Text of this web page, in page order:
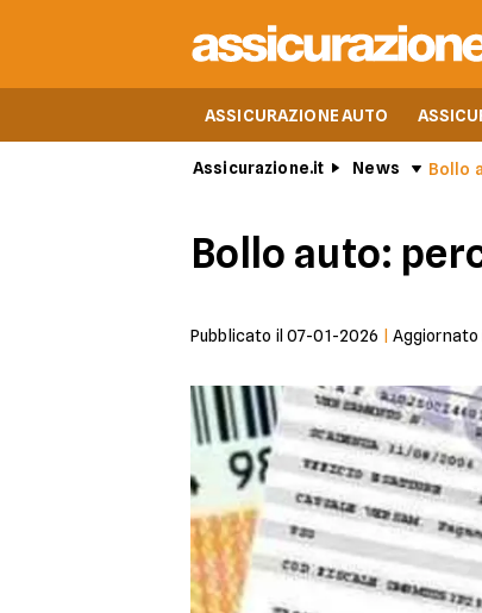
ASSICURAZIONE AUTO
Assicurazione.it News Bollo
Bollo auto:
Pubblicato il 07-01-2026 Aggiornato